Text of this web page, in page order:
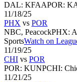
DAL: KFAAPOR:
11/18/25
PHX vs POR
NBC, PeacockPHX:
SportsWatch on
11/19/25
CHI vs POR
POR: KUNPCHI:
11/21/25